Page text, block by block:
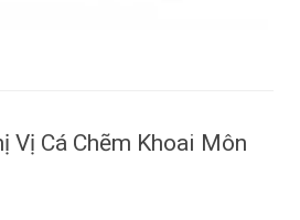
Vị Cá Chẽm Khoai Môn